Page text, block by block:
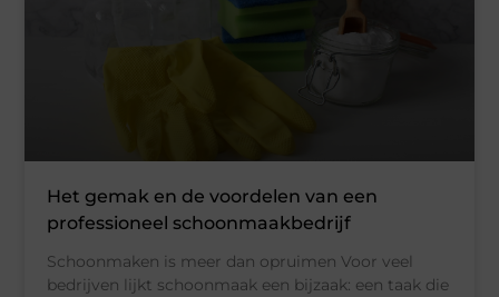
Het gemak en de voordelen van een
professioneel schoonmaakbedrijf
Schoonmaken is meer dan opruimen Voor veel
bedrijven lijkt schoonmaak een bijzaak: een taak die